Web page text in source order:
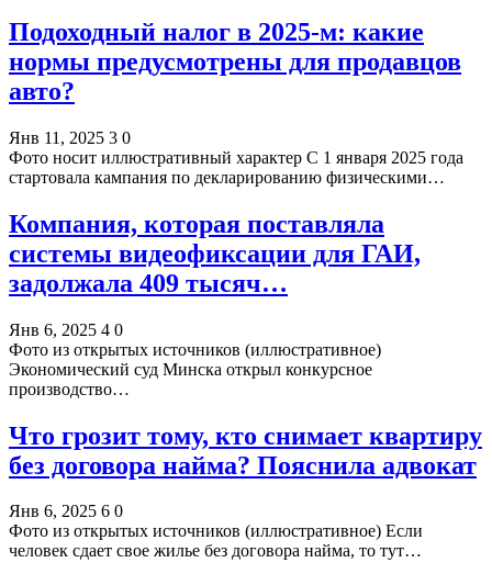
Подоходный налог в 2025-м: какие
нормы предусмотрены для продавцов
авто?
Янв 11, 2025 3 0
Фото носит иллюстративный характер С 1 января 2025 года
стартовала кампания по декларированию физическими…
Компания, которая поставляла
системы видеофиксации для ГАИ,
задолжала 409 тысяч…
Янв 6, 2025 4 0
Фото из открытых источников (иллюстративное)
Экономический суд Минска открыл конкурсное
производство…
Что грозит тому, кто снимает квартиру
без договора найма? Пояснила адвокат
Янв 6, 2025 6 0
Фото из открытых источников (иллюстративное) Если
человек сдает свое жилье без договора найма, то тут…